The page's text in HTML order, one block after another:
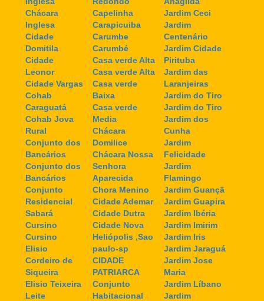
Chácara
Inglesa
Cidade
Domitila
Cidade
Leonor
Cidade Vargas
Cohab
Caraguatá
Cohab Jova
Rural
Conjunto dos
Bancários
Conjunto dos
Bancários
Conjunto
Residencial
Sabará
Cursino
Cursino
Elisio
Cordeiro de
Siqueira
Elisio Teixeira
Leite
Capelinha
Carapicuiba
Carumbe
Carumbé
Casa verde Alta
Casa verde Alta
Casa verde
Baixa
Casa verde
Media
Chácara
Domilice
Chácara Nossa
Senhora
Aparecida
Chora Menino
Cidade Ademar
Cidade Dutra
Cidade Nova
Heliópolis ,Sao
paulo-sp
CIDADE
PATRIARCA
Conjunto
Habitacional
Jardim Ceci
Jardim
Centenário
Jardim Cidade
Pirituba
Jardim das
Laranjeiras
Jardim do Tiro
Jardim do Tiro
Jardim dos
Cunha
Jardim
Felicidade
Jardim
Flamingo
Jardim Guançã
Jardim Guapira
Jardim Ibéria
Jardim Imirim
Jardim Iris
Jardim Jaraguá
Jardim Jose
Maria
Jardim Líbano
Jardim